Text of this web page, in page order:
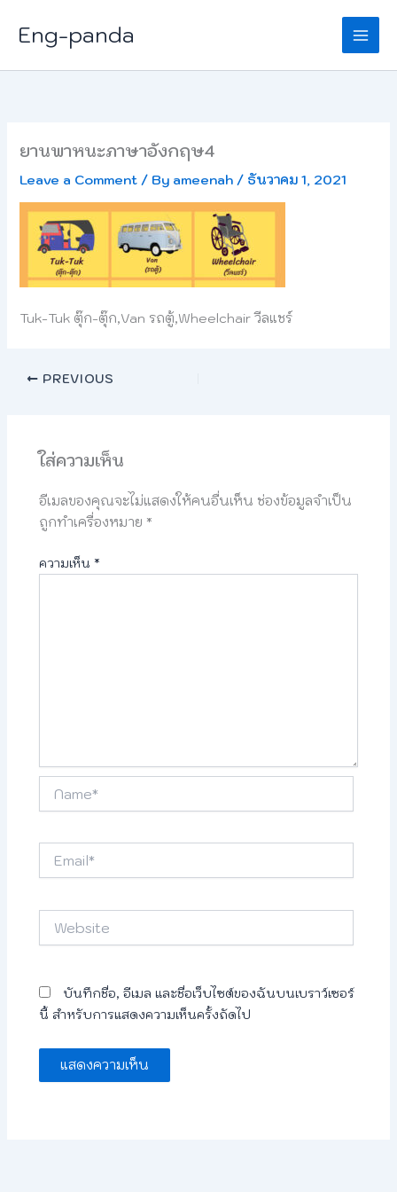
content
Eng-panda
ยานพาหนะภาษาอังกฤษ4
Leave a Comment / By ameenah/ ธันวาคม 1, 2021
Tuk-Tuk ตุ๊ก-ตุ๊ก,Van รถตู้,Wheelchair วีลแชร์
PREVIOUS
ใส่ความเห็น
อีเมลของคุณจะไม่แสดงให้คนอื่นเห็น ช่องข้อมูลจำเป็น
ถูกทำเครื่องหมาย *
ความเห็น *
บันทึกชื่อ, อีเมล และชื่อเว็บไซต์ของฉันบนเบราว์เซอร์
นี้ สำหรับการแสดงความเห็นครั้งถัดไป